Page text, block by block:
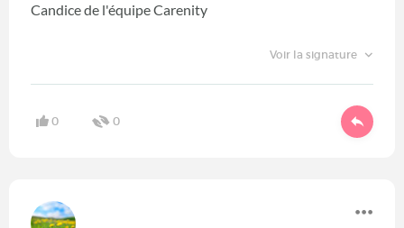
Candice de l'équipe Carenity
Voir la signature
0 0